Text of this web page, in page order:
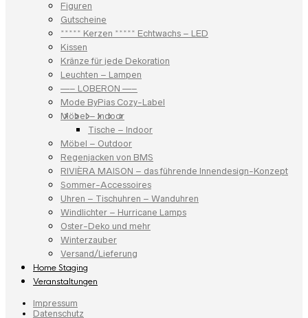
Figuren
Gutscheine
***** Kerzen ***** Echtwachs – LED
Kissen
Kränze für jede Dekoration
Leuchten – Lampen
—– LOBERON —–
Mode ByPias Cozy-Label
Möbel – Indoor
Tische – Indoor
Möbel – Outdoor
Regenjacken von BMS
RIVIÈRA MAISON – das führende Innendesign-Konzept
Sommer-Accessoires
Uhren – Tischuhren – Wanduhren
Windlichter – Hurricane Lamps
Oster-Deko und mehr
Winterzauber
Versand/Lieferung
Home Staging
Veranstaltungen
Impressum
Datenschutz